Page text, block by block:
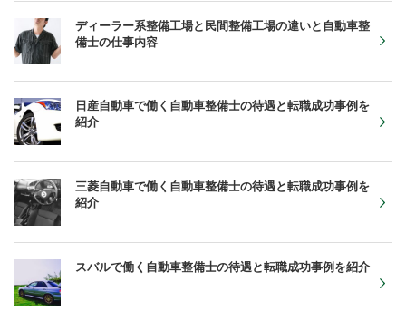
ディーラー系整備工場と民間整備工場の違いと自動車整
備士の仕事内容
日産自動車で働く自動車整備士の待遇と転職成功事例を
紹介
三菱自動車で働く自動車整備士の待遇と転職成功事例を
紹介
スバルで働く自動車整備士の待遇と転職成功事例を紹介